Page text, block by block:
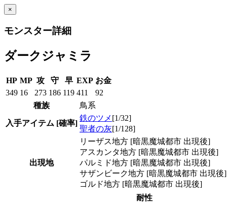
×
モンスター詳細
ダークジャミラ
HP MP 攻 守 早 EXP お金
349 16 273 186 119 411
92
種族
鳥系
入手アイテム [確率]
鉄のツメ [1/32]
聖者の灰[1/128]
出現地
リーザス地方 [暗黒魔城都市 出現後]
アスカンタ地方 [暗黒魔城都市 出現後]
パルミド地方 [暗黒魔城都市 出現後]
サザンビーク地方 [暗黒魔城都市 出現後]
ゴルド地方 [暗黒魔城都市 出現後]
耐性